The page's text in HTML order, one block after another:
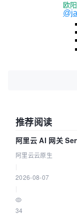
欧
推荐阅读
阿里云 AI 网关
阿里云云原生
2026-08-07
34